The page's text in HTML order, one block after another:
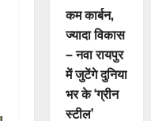
कम कार्बन,
ज्यादा विकास
– नवा रायपुर
में जुटेंगे दुनिया
भर के ‘ग्रीन
स्टील’